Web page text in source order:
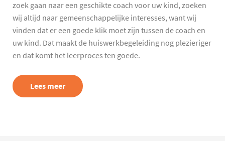
zoek gaan naar een geschikte coach voor uw kind, zoeken
wij altijd naar gemeenschappelijke interesses, want wij
vinden dat er een goede klik moet zijn tussen de coach en
uw kind. Dat maakt de huiswerkbegeleiding nog plezieriger
en dat komt het leerproces ten goede.
Lees meer